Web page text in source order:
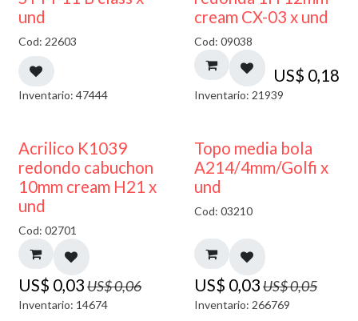
und
Cod: 22603
Inventario: 47444
cream CX-03 x und
Cod: 09038
US$ 0,18
Inventario: 21939
50% DESCUENTO
Acrilico K1039
redondo cabuchon
10mm cream H21 x
und
Cod: 02701
US$ 0,03US$0,06
Inventario: 14674
40% DESCUENTO
Topo media bola
A214/4mm/Golfi x
und
Cod: 03210
US$ 0,03US$0,05
Inventario: 266769